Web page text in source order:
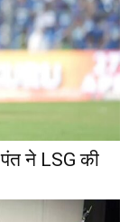
ने LSG की